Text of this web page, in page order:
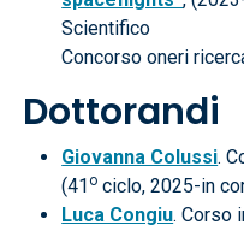
Scientifico
Concorso oneri
Dottorandi
Giovanna Colussi.
(41o ciclo, 2025-in
Luca Congiu. Corso